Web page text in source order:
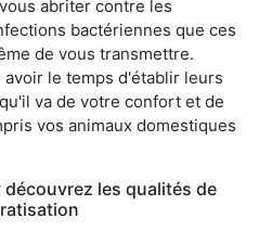
abriter contre les
bactériennes que ces
de vous transmettre.
le temps d'établir leurs
va de votre confort et de
vos animaux domestiques
les qualités de